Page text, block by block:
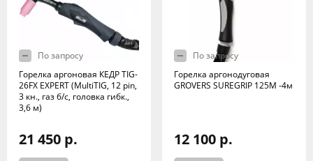
По запросу
Горелка аргоновая КЕДР TIG-
26FX EXPERT (MultiTIG, 12 pin,
3 кн., газ б/с, головка гибк.,
3,6 м)
21 450 р.
По запросу
Горелка аргонодуговая
GROVERS SUREGRIP 125М -4м
12 100 р.